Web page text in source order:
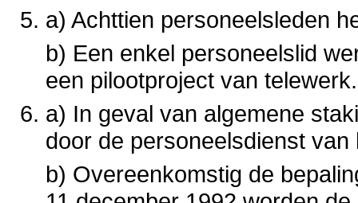
a) Achttien personeelsleden
b) Een enkel personeelslid
een pilootproject van telewerk.
a) In geval van algemene
door de personeelsdienst
b) Overeenkomstig de